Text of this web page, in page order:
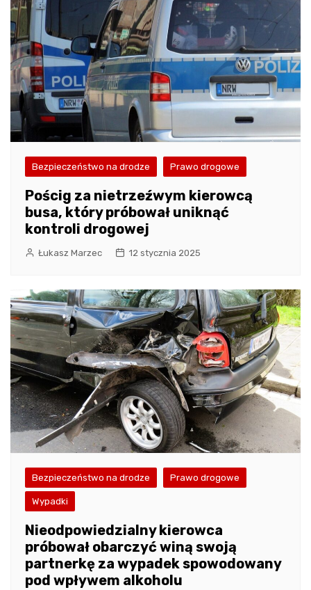
Bezpieczeństwo na drodze Prawo drogowe
Pościg za nietrzeźwym kierowcą
busa, który próbował uniknąć
kontroli drogowej
Łukasz Marzec 12 stycznia 2025
Bezpieczeństwo na drodze Prawo drogowe
Wypadki
Nieodpowiedzialny kierowca
próbował obarczyć winą swoją
partnerkę za wypadek spowodowany
pod wpływem alkoholu